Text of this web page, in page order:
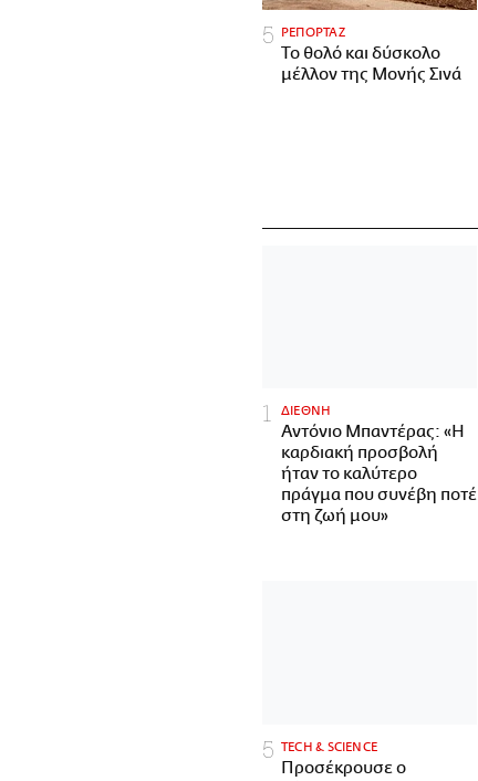
ΡΕΠΟΡΤΑΖ
Το θολό και δύσκολο
μέλλον της Μονής Σινά
ΔΙΕΘΝΗ
Αντόνιο Μπαντέρας: «Η
καρδιακή προσβολή
ήταν το καλύτερο
πράγμα που συνέβη ποτέ
στη ζωή μου»
ΤECH & SCIENCE
Προσέκρουσε ο